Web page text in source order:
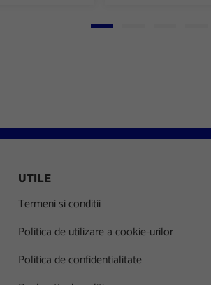
Go to slide 1
UTILE
Termeni si conditii
Politica de utilizare a cookie-urilor
Politica de confidentialitate